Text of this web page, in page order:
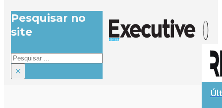
Pesquisar no
site
Pesquisar
×